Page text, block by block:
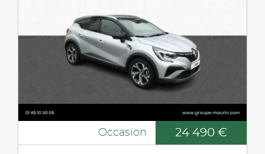
Occasion 24 490 €